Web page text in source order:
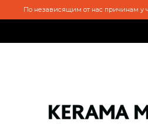
По независящим от нас причинам у